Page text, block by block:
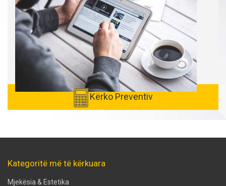
Kërko Preventiv
Kategoritë më të kërkuara
Mjekësia & Estetika